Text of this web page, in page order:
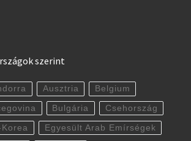
szerint
Ausztria Belgium
Bulgária Csehország
Korea Egyesült Arab Emírségek